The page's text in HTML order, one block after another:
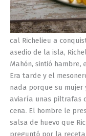
cal Richelieu a
asedio de la isla,
Mahón, sintió hambre,
Era tarde y el
nada porque su
aviaría unas piltrafas
cena. El hombre le
salsa de huevo que
preguntó por la receta